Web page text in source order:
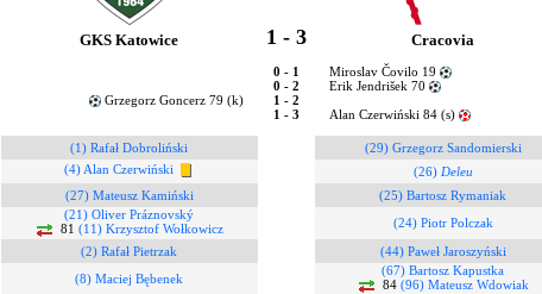
GKS Katowice 1 - 3 Cracovia
0 - 1
Miroslav Čovilo 19
0 - 2
Erik Jendrišek 70
Grzegorz Goncerz 79 (k)
1 - 2
1 - 3
Alan Czerwiński 84 (s)
(1) Rafał Dobroliński
(29) Grzegorz Sandomierski
(4) Alan Czerwiński
(26) Deleu
(27) Mateusz Kamiński
(25) Bartosz Rymaniak
(21) Oliver Práznovský
81 (11) Krzysztof Wołkowicz
(24) Piotr Polczak
(2) Rafał Pietrzak
(44) Paweł Jaroszyński
(8) Maciej Bębenek
(67) Bartosz Kapustka
84 (96) Mateusz Wdowiak